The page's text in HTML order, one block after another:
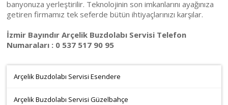
banyonuza yerleştirilir. Teknolojinin son imkanlarını ayağınıza
getiren firmamız tek seferde bütün ihtiyaçlarınızı karşılar.
İzmir Bayındır Arçelik Buzdolabı Servisi Telefon
Numaraları : 0 537 517 90 95
Arçelik Buzdolabı Servisi Esendere
Arçelik Buzdolabı Servisi Güzelbahçe